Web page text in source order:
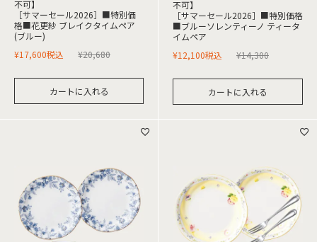
不可】
［サマーセール2026］■特別価
格■花更紗 ブレイクタイムペア
(ブルー)
¥20,680
¥17,600税込
カートに入れる
不可】
［サマーセール2026］■特別価格
■ブルーソレンティーノ ティータ
イムペア
¥14,300
¥12,100税込
カートに入れる